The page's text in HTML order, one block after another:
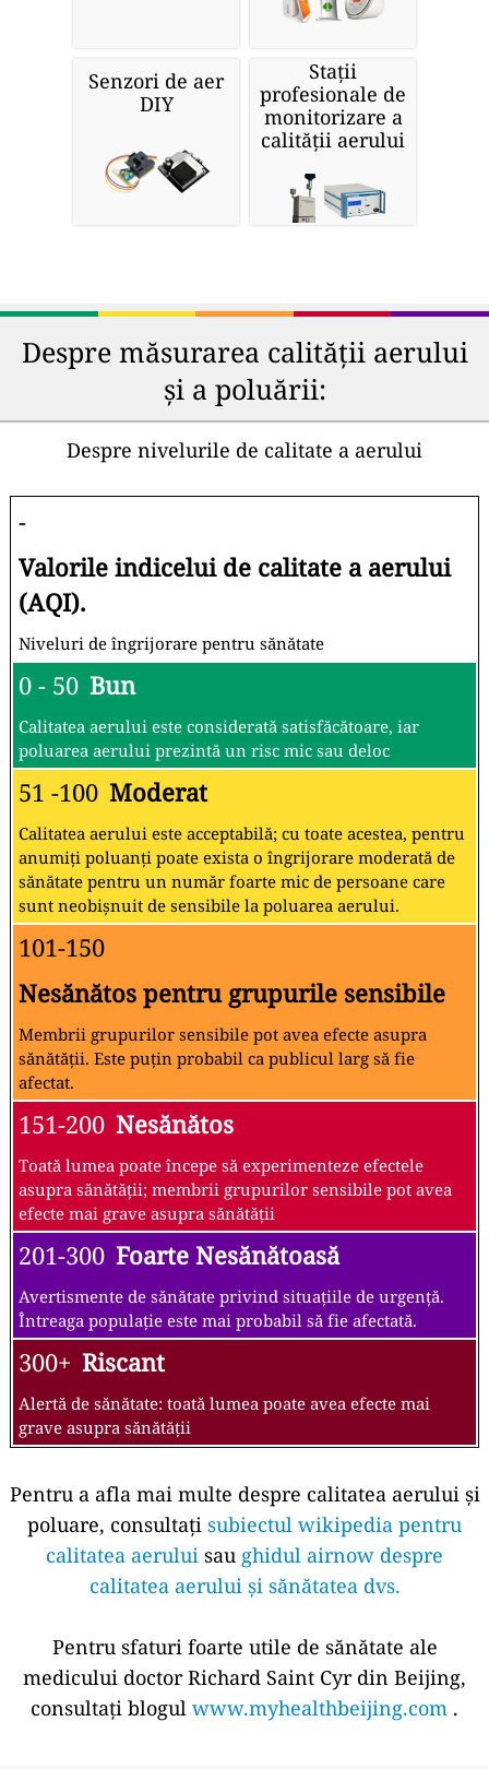
Senzori de aer
DIY
Stații
profesionale de
monitorizare a
calității aerului
Despre măsurarea calității aerului
și a poluării:
Despre nivelurile de calitate a aerului
-
Valorile indicelui de calitate a aerului
(AQI).
Niveluri de îngrijorare pentru sănătate
0 - 50 Bun
Calitatea aerului este considerată satisfăcătoare, iar
poluarea aerului prezintă un risc mic sau deloc
51 -100 Moderat
Calitatea aerului este acceptabilă; cu toate acestea, pentru
anumiți poluanți poate exista o îngrijorare moderată de
sănătate pentru un număr foarte mic de persoane care
sunt neobișnuit de sensibile la poluarea aerului.
101-150
Nesănătos pentru grupurile sensibile
Membrii grupurilor sensibile pot avea efecte asupra
sănătății. Este puțin probabil ca publicul larg să fie
afectat.
151-200 Nesănătos
Toată lumea poate începe să experimenteze efectele
asupra sănătății; membrii grupurilor sensibile pot avea
efecte mai grave asupra sănătății
201-300 Foarte Nesănătoasă
Avertismente de sănătate privind situațiile de urgență.
Întreaga populație este mai probabil să fie afectată.
300+ Riscant
Alertă de sănătate: toată lumea poate avea efecte mai
grave asupra sănătății
Pentru a afla mai multe despre calitatea aerului și
poluare, consultați subiectul wikipedia pentru
calitatea aerului sau ghidul airnow despre
calitatea aerului și sănătatea dvs.
Pentru sfaturi foarte utile de sănătate ale
medicului doctor Richard Saint Cyr din Beijing,
consultați blogul www.myhealthbeijing.com .